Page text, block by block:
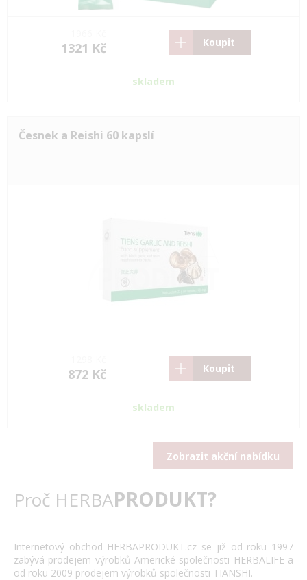
1321 Kč Koupit
skladem
Česnek a Reishi 60 kapslí
872 Kč Koupit
skladem
Zobrazit akční nabídku
Proč HERBAPRODUKT?
Internetový obchod HERBAPRODUKT.cz se již od roku 1997
zabývá prodejem výrobků Americké společnosti HERBALIFE a
od roku 2009 prodejem výrobků společnosti TIANSHI.